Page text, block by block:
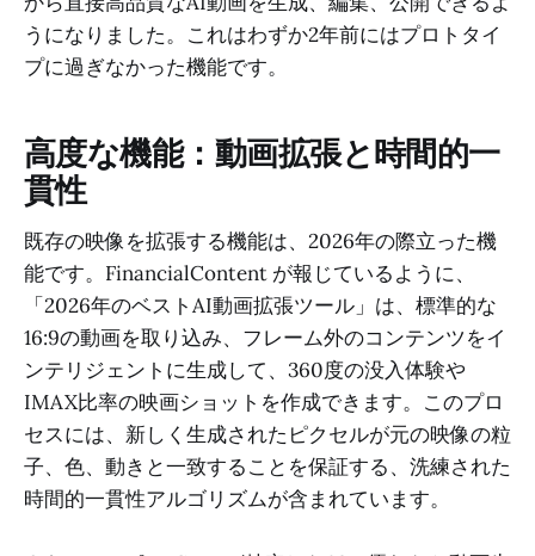
うになりました。これはわずか2年前にはプロトタイ
プに過ぎなかった機能です。
高度な機能：動画拡張と時間的一
貫性
既存の映像を拡張する機能は、2026年の際立った機
能です。FinancialContent が報じているように、
「2026年のベストAI動画拡張ツール」は、標準的な
16:9の動画を取り込み、フレーム外のコンテンツをイ
ンテリジェントに生成して、360度の没入体験や
IMAX比率の映画ショットを作成できます。このプロ
セスには、新しく生成されたピクセルが元の映像の粒
子、色、動きと一致することを保証する、洗練された
時間的一貫性アルゴリズムが含まれています。